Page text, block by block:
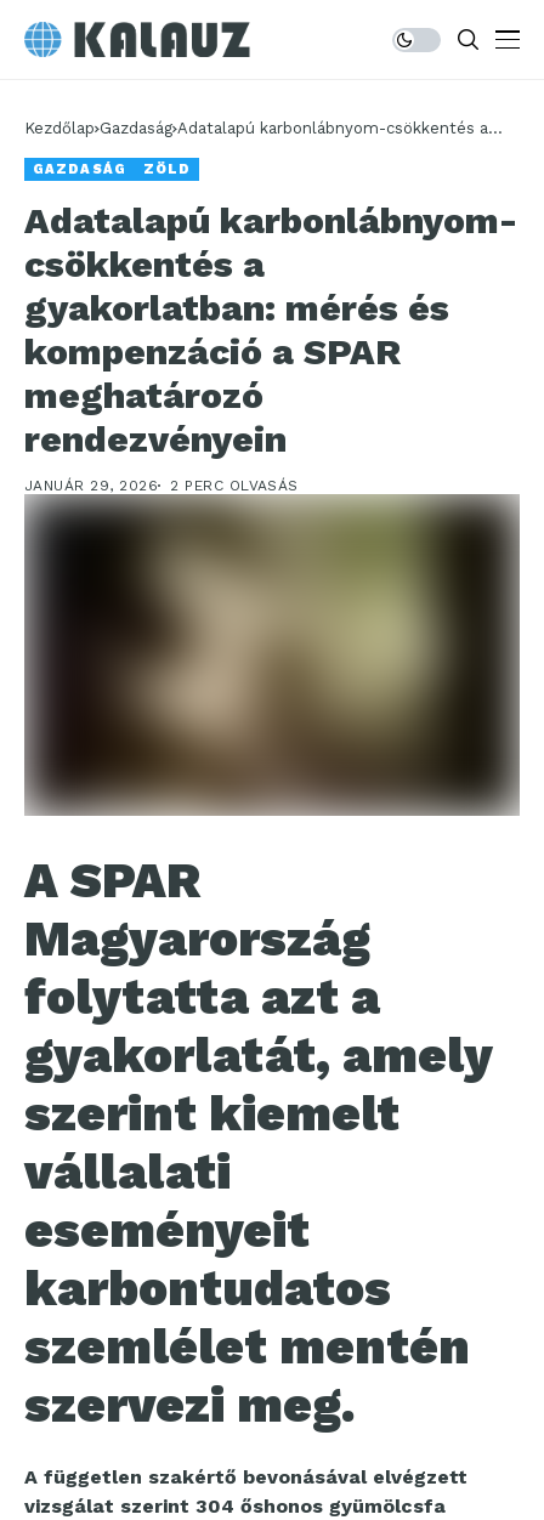
Kezdőlap Gazdaság Adatalapú karbonlábnyom-csökkentés a
SPAR meghatározó rendezvényein
GAZDASÁG ZÖLD
Adatalapú karbonlábnyom-
csökkentés a
gyakorlatban: mérés és
kompenzáció a SPAR
meghatározó
rendezvényein
JANUÁR 29, 2026 2 PERC OLVASÁS
A SPAR
Magyarország
folytatta azt a
gyakorlatát, amely
szerint kiemelt
vállalati
eseményeit
karbontudatos
szemlélet mentén
szervezi meg.
A független szakértő bevonásával elvégzett
vizsgálat szerint 304 őshonos gyümölcsfa